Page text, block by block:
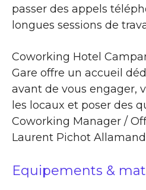
passer des appels
longues sessions de
Coworking Hotel
Gare offre un accueil
avant de vous engager,
les locaux et poser des
Coworking Manager /
Laurent Pichot
Equipements &